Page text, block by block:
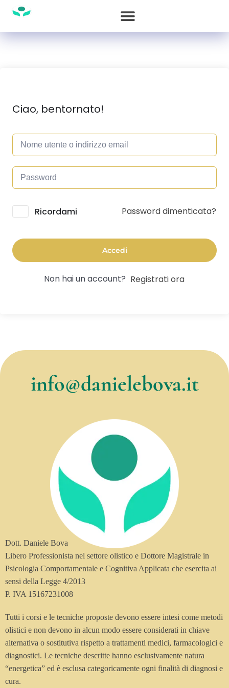
Ciao, bentornato!
Alternative:
Ricordami Password dimenticata?
Accedi
Non hai un account? Registrati ora
info@danielebova.it
Dott. Daniele Bova
Libero Professionista nel settore olistico e Dottore Magistrale in
Psicologia Comportamentale e Cognitiva Applicata che esercita ai
sensi della Legge 4/2013
P. IVA 15167231008
Tutti i corsi e le tecniche proposte devono essere intesi come metodi
olistici e non devono in alcun modo essere considerati in chiave
alternativa o sostitutiva rispetto a trattamenti medici, farmacologici e
diagnostici. Le tecniche descritte hanno esclusivamente natura
“energetica” ed è esclusa categoricamente ogni finalità di diagnosi e
cura.